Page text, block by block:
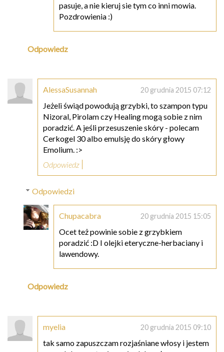
pasuje, a nie kieruj sie tym co inni mowia.
Pozdrowienia :)
Odpowiedz
AlessaSusannah 20 grudnia 2015 07:12
Jeżeli świąd powodują grzybki, to szampon typu
Nizoral, Pirolam czy Healing mogą sobie z nim
poradzić. A jeśli przesuszenie skóry - polecam
Cerkogel 30 albo emulsję do skóry głowy
Emolium. :>
Odpowiedz
Odpowiedzi
Chupacabra 20 grudnia 2015 15:05
Ocet też powinie sobie z grzybkiem
poradzić :D I olejki eteryczne-herbaciany i
lawendowy.
Odpowiedz
myelia 20 grudnia 2015 09:10
tak samo zapuszczam rozjaśniane włosy i jestem